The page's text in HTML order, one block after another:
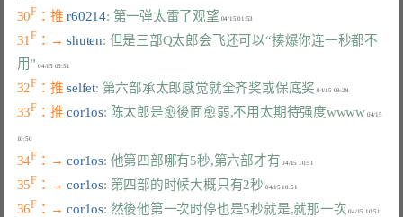
30F ：推 r60214: 第一弹太雷了观望
31F ：→ shuten: 但是三部Q太郎会飞还可以“揍爆你连一秒都不
用”
32F ：推 selfet: 第六部承太郎感觉就全齐奖或保底奖 04/15 09:29
33F ：推 cor1os: 陈太郎是愈後面愈弱,不用太期待强度wwww 04/15
10:50
34F ：→ cor1os: 他第四部哪有5秒,第六部才有
35F ：→ cor1os: 第四部的时候大概只有2秒
36F ：→ cor1os: 然後他第一次时停也是5秒就是,就那一次